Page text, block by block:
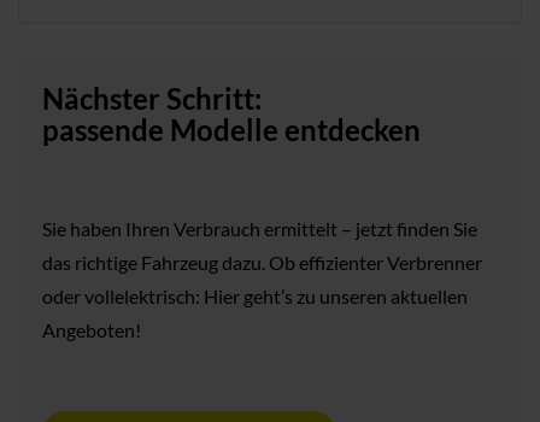
Nächster Schritt:
passende Modelle entdecken
Sie haben Ihren Verbrauch ermittelt – jetzt finden Sie
das richtige Fahrzeug dazu. Ob effizienter Verbrenner
oder vollelektrisch: Hier geht’s zu unseren aktuellen
Angeboten!